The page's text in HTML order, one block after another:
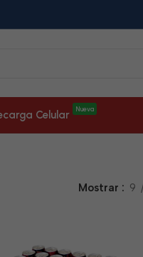
Celular Nueva
Mostrar 9